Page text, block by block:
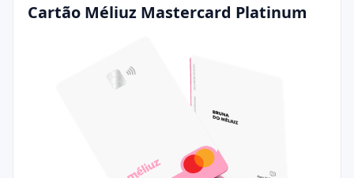
Cartão Méliuz Mastercard Platinum